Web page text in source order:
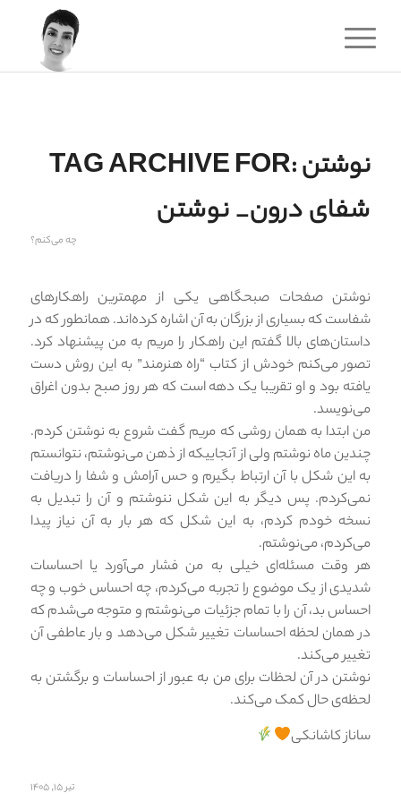
TAG ARCHIVE FOR:نوشتن
شفای درون_ نوشتن
چه می‌کنم؟
نوشتن صفحات صبحگاهی یکی از مهمترین راهکارهای
شفاست که بسیاری از بزرگان به آن اشاره کرده‌اند. همانطور که در
داستان‌های بالا گفتم این راهکار را مریم به من پیشنهاد کرد.
تصور می‌کنم خودش از کتاب “راه هنرمند” به این روش دست
یافته بود و او تقریبا یک دهه است که هر روز صبح بدون اغراق
می‌نویسد.
من ابتدا به همان روشی که مریم گفت شروع به نوشتن کردم.
چندین ماه نوشتم ولی از آنجاییکه از ذهن می‌نوشتم، نتوانستم
به این شکل با آن ارتباط بگیرم و حس آرامش و شفا را دریافت
نمی‌کردم. پس دیگر به این شکل ننوشتم و آن را تبدیل به
نسخه خودم کردم، به این شکل که هر بار به آن نیاز پیدا
می‌کردم، می‌نوشتم.
هر وقت مسئله‌ای خیلی به من فشار می‌آورد یا احساسات
شدیدی از یک موضوع را تجربه می‌کردم، چه احساس خوب و چه
احساس بد، آن را با تمام جزئیات می‌نوشتم و متوجه می‌شدم که
در همان لحظه احساسات تغییر شکل می‌دهد و بار عاطفی آن
تغییر می‌کند.
نوشتن در آن لحظات برای من به عبور از احساسات و برگشتن به
لحظه‌ی حال کمک می‌کند.
ساناز کاشانکی
تیر ۱۵, ۱۴۰۵